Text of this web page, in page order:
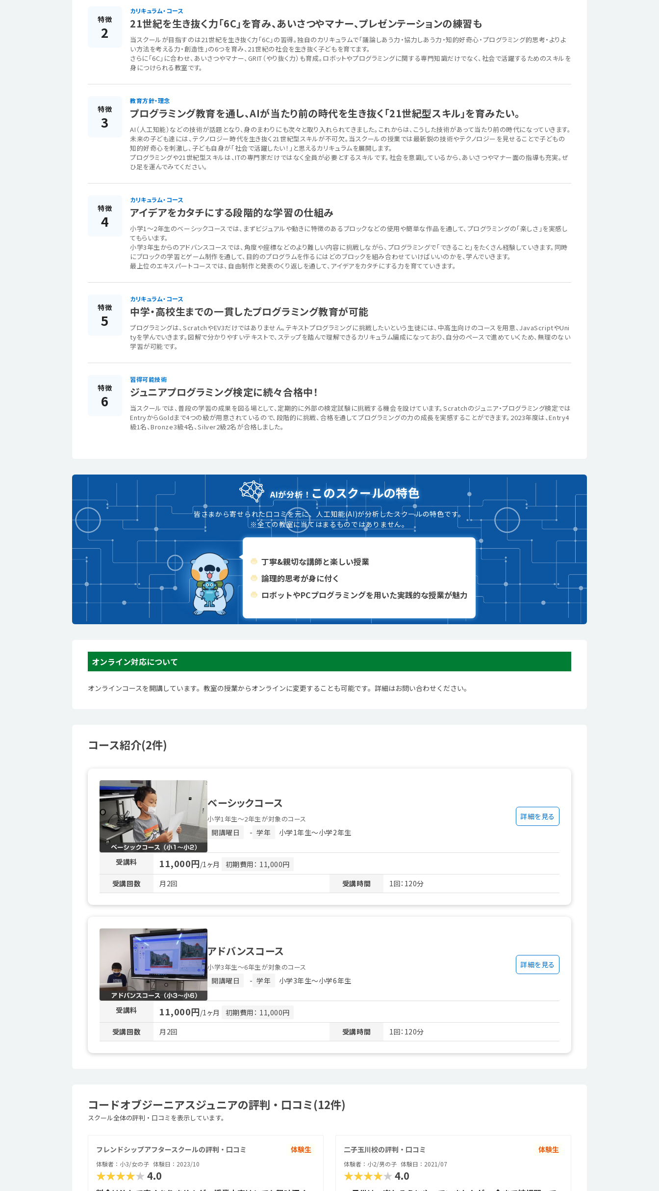
特徴
2
カリキュラム・コース
21世紀を生き抜く力「6C」を育み、あいさつやマナー、プレゼンテーションの練習も
当スクールが目指すのは21世紀を生き抜く力「6C」の習得。独自のカリキュラムで「議論しあう力・協力しあう力・知的好奇心・プログラミング的思考・よりよ
い方法を考える力・創造性」の6つを育み、21世紀の社会を生き抜く子どもを育てます。
さらに「6C」に合わせ、あいさつやマナー、GRIT（やり抜く力）も育成。ロボットやプログラミングに関する専門知識だけでなく、社会で活躍するためのスキルを
身につけられる教室です。
特徴
3
教育方針・理念
プログラミング教育を通し、AIが当たり前の時代を生き抜く「21世紀型スキル」を育みたい。
AI（人工知能）などの技術が話題となり、身のまわりにも次々と取り入れられてきました。これからは、こうした技術があって当たり前の時代になっていきます。
未来の子ども達には、テクノロジー時代を生き抜く21世紀型スキルが不可欠。当スクールの授業では最新鋭の技術やテクノロジーを見せることで子どもの
知的好奇心を刺激し、子ども自身が「社会で活躍したい！」と思えるカリキュラムを展開します。
プログラミングや21世紀型スキルは、ITの専門家だけではなく全員が必要とするスキルです。社会を意識しているから、あいさつやマナー面の指導も充実。ぜ
ひ足を運んでみてください。
特徴
4
カリキュラム・コース
アイデアをカタチにする段階的な学習の仕組み
小学1～2年生のベーシックコースでは、まずビジュアルや動きに特徴のあるブロックなどの使用や簡単な作品を通して、プログラミングの「楽しさ」を実感し
てもらいます。
小学3年生からのアドバンスコースでは、角度や座標などのより難しい内容に挑戦しながら、プログラミングで「できること」をたくさん経験していきます。同時
にブロックの学習とゲーム制作を通して、目的のプログラムを作るにはどのブロックを組み合わせていけばいいのかを、学んでいきます。
最上位のエキスパートコースでは、自由制作と発表のくり返しを通して、アイデアをカタチにする力を育てていきます。
特徴
5
カリキュラム・コース
中学・高校生までの一貫したプログラミング教育が可能
プログラミングは、ScratchやEV3だけではありません。テキストプログラミングに挑戦したいという生徒には、中高生向けのコースを用意、JavaScriptやUni
tyを学んでいきます。図解で分かりやすいテキストで、ステップを踏んで理解できるカリキュラム編成になっており、自分のペースで進めていくため、無理のない
学習が可能です。
特徴
6
習得可能技術
ジュニアプログラミング検定に続々合格中！
当スクールでは、普段の学習の成果を図る場として、定期的に外部の検定試験に挑戦する機会を設けています。Scratchのジュニア・プログラミング検定では
EntryからGoldまで4つの級が用意されているので、段階的に挑戦、合格を通してプログラミングの力の成長を実感することができます。2023年度は、Entry4
級1名、Bronze3級4名、Silver2級2名が合格しました。
AIが分析！ このスクールの特色
皆さまから寄せられた口コミを元に、人工知能(AI)が分析したスクールの特色です。
※全ての教室に当てはまるものではありません。
丁寧&親切な講師と楽しい授業
論理的思考が身に付く
ロボットやPCプログラミングを用いた実践的な授業が魅力
オンライン対応について
オンラインコースを開講しています。教室の授業からオンラインに変更することも可能です。詳細はお問い合わせください。
コース紹介(2件)
ベーシックコース
小学1年生～2年生が対象のコース
開講曜日 - 学年 小学1年生〜小学2年生
詳細を見る
受講料 11,000円/1ヶ月
初期費用： 11,000円
受講回数
月2回 受講時間 1回：120分
アドバンスコース
小学3年生～6年生が対象のコース
開講曜日 - 学年 小学3年生〜小学6年生
詳細を見る
受講料 11,000円/1ヶ月
初期費用： 11,000円
受講回数
月2回 受講時間 1回：120分
コードオブジーニアスジュニアの評判・口コミ(12件)
スクール全体の評判・口コミを表示しています。
フレンドシップアフタースクールの評判・口コミ 体験生
体験者：小3/女の子 体験日：2023/10
★★★★★4.0
二子玉川校の評判・口コミ 体験生
体験者：小2/男の子 体験日：2021/07
★★★★★4.0